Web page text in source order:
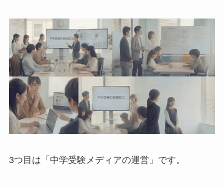
3つ目は「中学受験メディアの運営」です。